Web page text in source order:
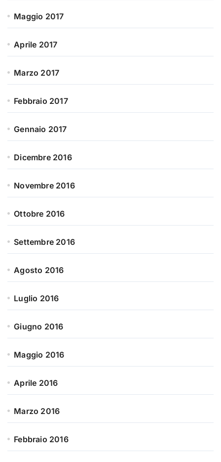
Maggio 2017
Aprile 2017
Marzo 2017
Febbraio 2017
Gennaio 2017
Dicembre 2016
Novembre 2016
Ottobre 2016
Settembre 2016
Agosto 2016
Luglio 2016
Giugno 2016
Maggio 2016
Aprile 2016
Marzo 2016
Febbraio 2016